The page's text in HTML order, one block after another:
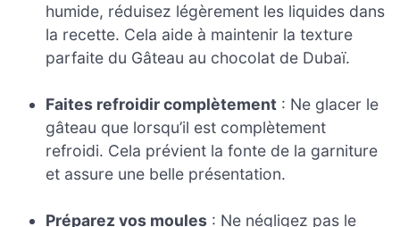
humide, réduisez légèrement les liquides dans
la recette. Cela aide à maintenir la texture
parfaite du Gâteau au chocolat de Dubaï.
Faites refroidir complètement : Ne glacer le
gâteau que lorsqu’il est complètement
refroidi. Cela prévient la fonte de la garniture
et assure une belle présentation.
Préparez vos moules : Ne négligez pas le